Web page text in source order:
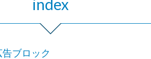
index
ブロック